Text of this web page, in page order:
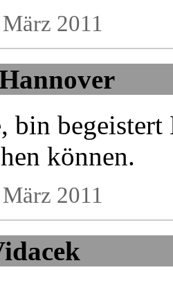
2011
bin
können.
2011